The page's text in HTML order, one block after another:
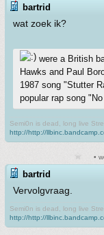
bartrid
wat zoek ik?
were a British
Hawks and Paul
1987 song "Stutter
popular rap song
Semi0n is dead, long live
http://http://
•
bartrid
Vervolgvraag.
Semi0n is dead, long live
http://http://